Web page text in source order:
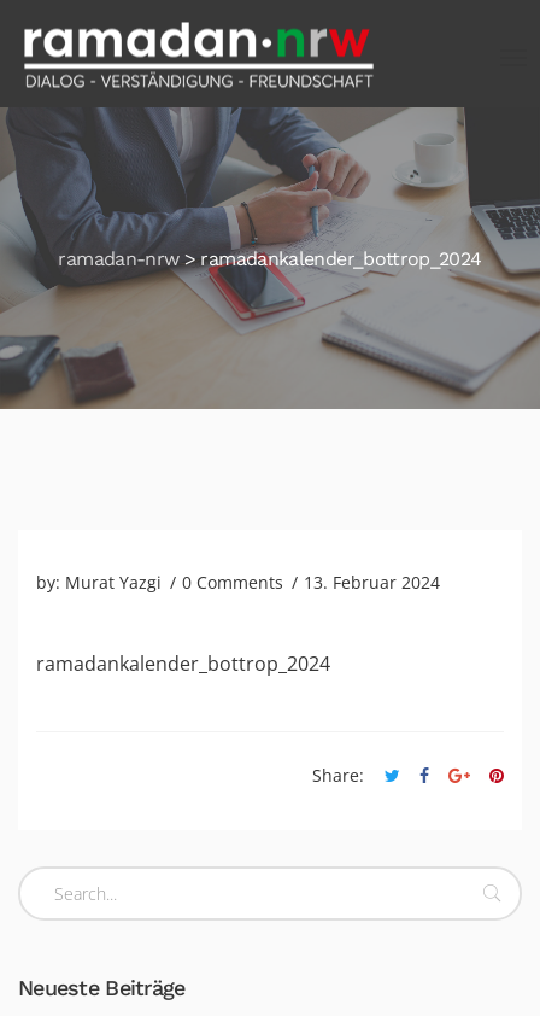
ramadan-nrw> ramadankalender_bottrop_2024
by: Murat Yazgi 0 Comments 13. Februar 2024
ramadankalender_bottrop_2024
Share:
Neueste Beiträge